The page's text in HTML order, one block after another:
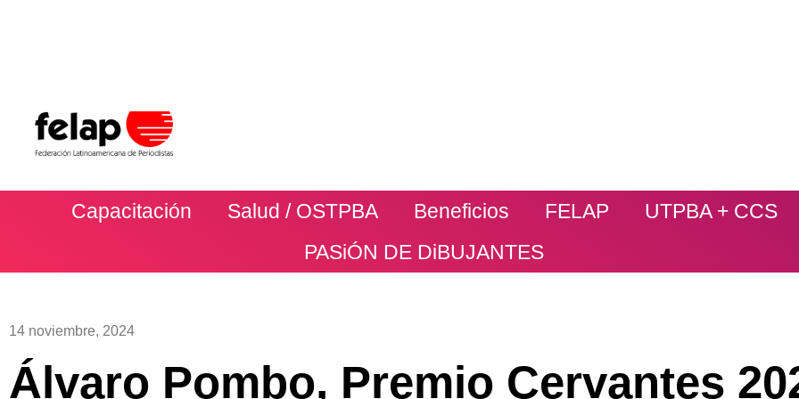
Capacitación Salud / OSTPBA Beneficios FELAP
UTPBA + CCS
PASiÓN DE DiBUJANTES
14 noviembre, 2024
Álvaro Pombo, Premio Cervantes